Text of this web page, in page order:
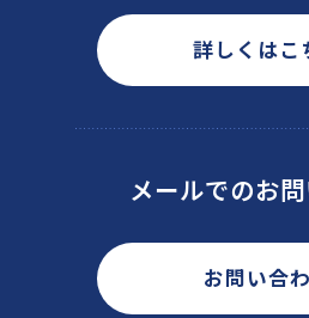
詳しくはこ
メールでのお
お問い合